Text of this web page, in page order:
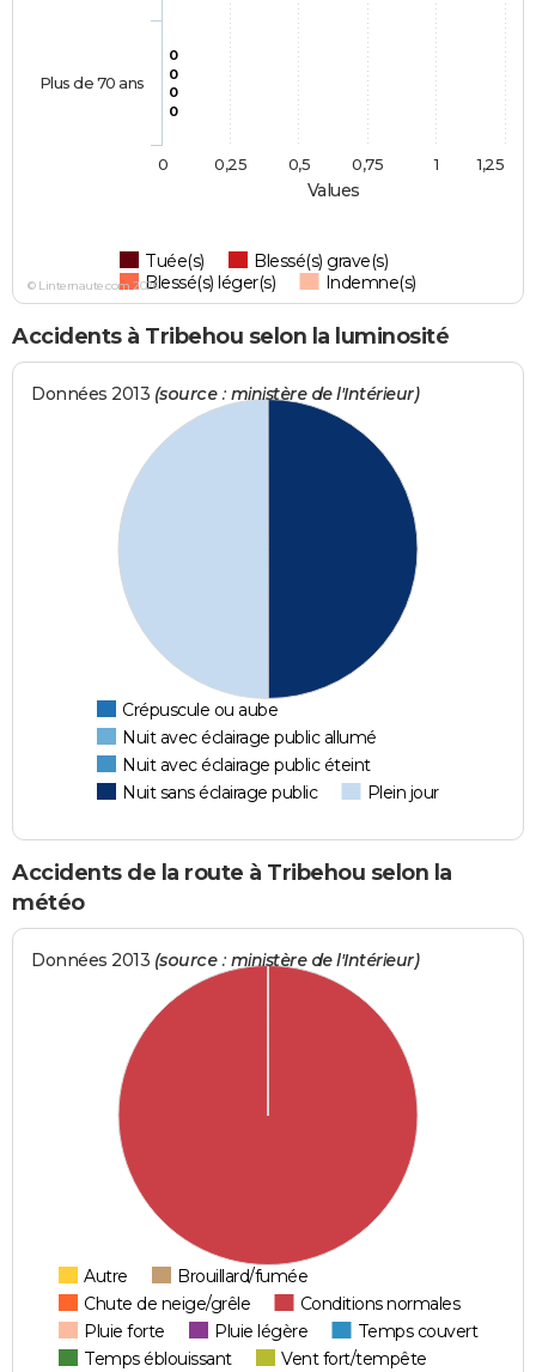
Values
0
0
0
0
Tuée(s)
Blessé(s) grave(s)
Blessé(s) léger(s)
Indemne(s)
Plus de 70 ans
0 1
0,25 0,5 0,75 1,25
© Linternaute.com 2026
Accidents à Tribehou selon la luminosité
Données 2013 (source : ministère de l'Intérieur)
Crépuscule ou aube
Nuit avec éclairage public allumé
Nuit avec éclairage public éteint
Nuit sans éclairage public
Plein jour
Accidents de la route à Tribehou selon la
météo
Données 2013 (source : ministère de l'Intérieur)
Autre
Brouillard/fumée
Chute de neige/grêle
Conditions normales
Pluie forte
Pluie légère
Temps couvert
Temps éblouissant
Vent fort/tempête